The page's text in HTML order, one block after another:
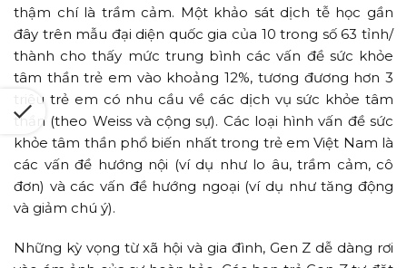
thậm chí là trầm cảm. Một khảo sát dịch tễ học gần
đây trên mẫu đại diện quốc gia của 10 trong số 63 tỉnh/
thành cho thấy mức trung bình các vấn đề sức khỏe
tâm thần trẻ em vào khoảng 12%, tương đương hơn 3
triệu trẻ em có nhu cầu về các dịch vụ sức khỏe tâm
thần (theo Weiss và cộng sự). Các loại hình vấn đề sức
khỏe tâm thần phổ biến nhất trong trẻ em Việt Nam là
các vấn đề hướng nội (ví dụ như lo âu, trầm cảm, cô
đơn) và các vấn đề hướng ngoại (ví dụ như tăng động
và giảm chú ý).
Những kỳ vọng từ xã hội và gia đình, Gen Z dễ dàng rơi